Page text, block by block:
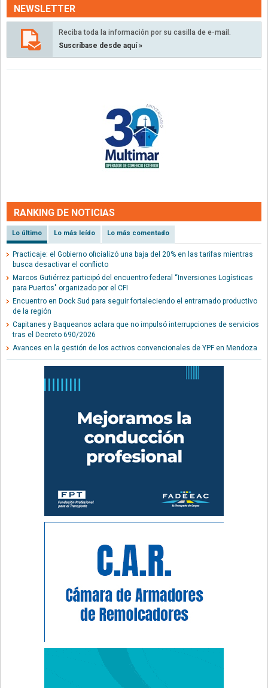
NEWSLETTER
Reciba toda la información por su casilla de e-mail.
Suscríbase desde aquí »
RANKING DE NOTICIAS
Lo último Lo más leído Lo más comentado
Practicaje: el Gobierno oficializó una baja del 20% en las tarifas mientras
busca desactivar el conflicto
Marcos Gutiérrez participó del encuentro federal “Inversiones Logísticas
para Puertos" organizado por el CFI
Encuentro en Dock Sud para seguir fortaleciendo el entramado productivo
de la región
Capitanes y Baqueanos aclara que no impulsó interrupciones de servicios
tras el Decreto 690/2026
Avances en la gestión de los activos convencionales de YPF en Mendoza